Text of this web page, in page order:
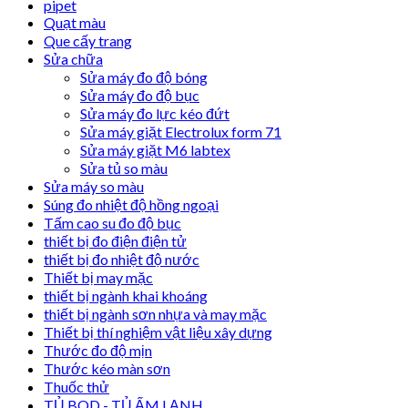
pipet
Quạt màu
Que cấy trang
Sửa chữa
Sửa máy đo độ bóng
Sửa máy đo độ bục
Sửa máy đo lực kéo đứt
Sửa máy giặt Electrolux form 71
Sửa máy giặt M6 labtex
Sửa tủ so màu
Sửa máy so màu
Súng đo nhiệt độ hồng ngoại
Tấm cao su đo độ bục
thiết bị đo điện điện tử
thiết bị đo nhiệt độ nước
Thiết bị may mặc
thiết bị ngành khai khoáng
thiết bị ngành sơn nhựa và may mặc
Thiết bị thí nghiệm vật liệu xây dựng
Thước đo độ mịn
Thước kéo màn sơn
Thuốc thử